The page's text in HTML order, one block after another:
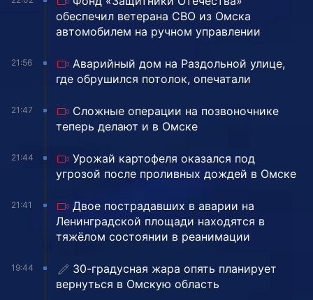
обеспечил ветерана СВО из Омска
автомобилем на ручном управлении
21:56
Аварийный дом на Раздольной улице,
где обрушился потолок, опечатали
21:47
Сложные операции на позвоночнике
теперь делают и в Омске
21:44
Урожай картофеля оказался под
угрозой после проливных дождей в Омске
21:41
Двое пострадавших в аварии на
Ленинградской площади находятся в
тяжёлом состоянии в реанимации
19:44
30-градусная жара опять планирует
вернуться в Омскую область